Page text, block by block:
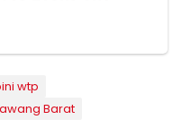
wtp
Barat